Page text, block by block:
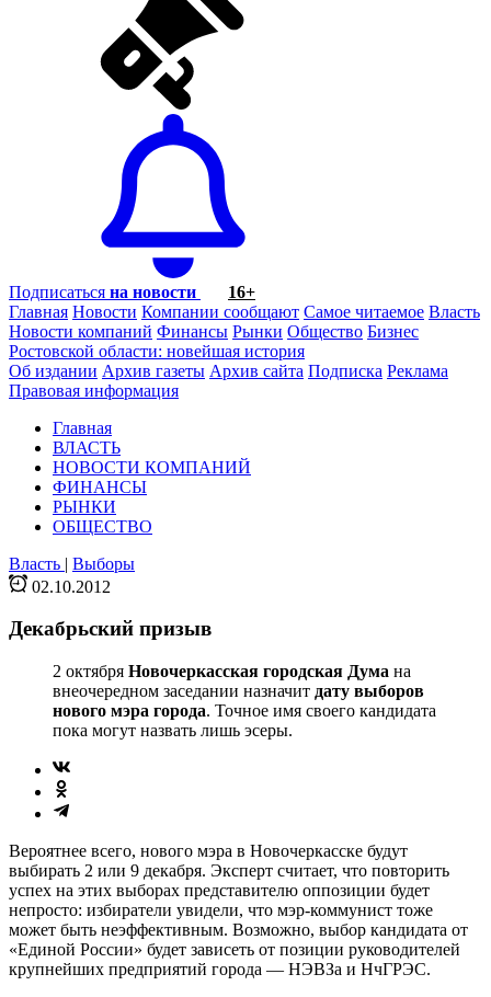
Подписаться на новости
16+
Главная Новости Компании сообщают Самое читаемое Власть
Новости компаний Финансы Рынки Общество Бизнес
Ростовской области: новейшая история
Об издании Архив газеты Архив сайта Подписка Реклама
Правовая информация
Главная
ВЛАСТЬ
НОВОСТИ КОМПАНИЙ
ФИНАНСЫ
РЫНКИ
ОБЩЕСТВО
Власть | Выборы
02.10.2012
Декабрьский призыв
2 октября Новочеркасская городская Дума на
внеочередном заседании назначит дату выборов
нового мэра города. Точное имя своего кандидата
пока могут назвать лишь эсеры.
Вероятнее всего, нового мэра в Новочеркасске будут
выбирать 2 или 9 декабря. Эксперт считает, что повторить
успех на этих выборах представителю оппозиции будет
непросто: избиратели увидели, что мэр-коммунист тоже
может быть неэффективным. Возможно, выбор кандидата от
«Единой России» будет зависеть от позиции руководителей
крупнейших предприятий города — НЭВЗа и НчГРЭС.